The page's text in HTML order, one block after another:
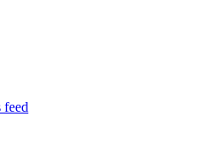
feed